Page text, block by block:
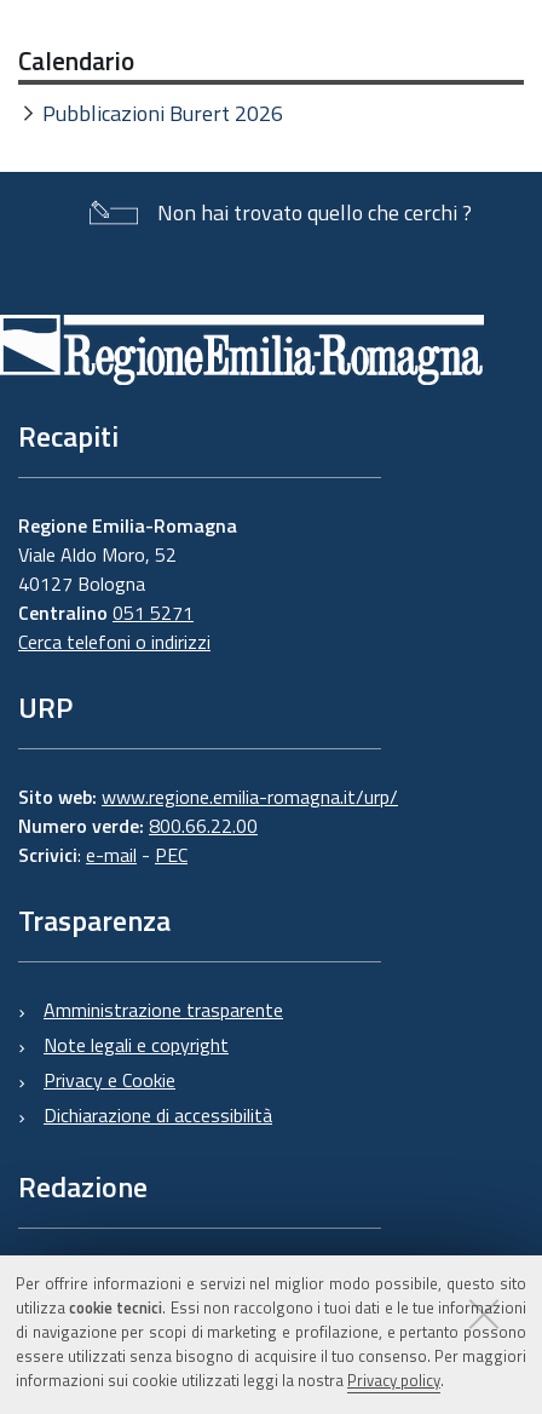
Per offrire informazioni e servizi nel miglior modo possibile, questo sito
utilizzacookie tecnici. Essi non raccolgono i tuoi dati e le tue informazioni
di navigazione per scopi di marketing e profilazione, e pertanto possono
essere utilizzati senza bisogno di acquisire il tuo consenso. Per maggiori
informazioni sui cookie utilizzati leggi la nostra Privacy policy.
Calendario
Pubblicazioni Burert 2026
Non hai trovato quello che cerchi ?
di
pagina
Recapiti
Regione Emilia-Romagna
Viale Aldo Moro, 52
40127 Bologna
Centralino 051 5271
Cerca telefoni o indirizzi
URP
Sito web: www.regione.emilia-romagna.it/urp/
Numero verde: 800.66.22.00
Scrivici: e-mail - PEC
Trasparenza
Amministrazione trasparente
Note legali e copyright
Privacy e Cookie
Dichiarazione di accessibilità
Redazione
Informazioni sul Burert
e contatti